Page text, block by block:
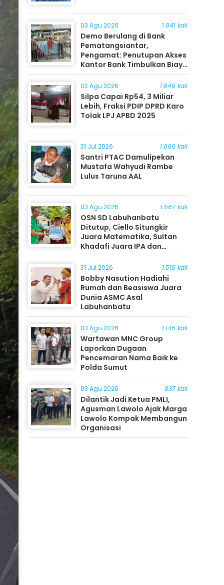
03 Agu 2026 1.941 kali
Demo Berulang di Bank
Pematangsiantar,
Pengamat: Penutupan Akses
Kantor Bank Timbulkan Biaya
Ekonomi bagi Masyarakat
02 Agu 2026 1.849 kali
Silpa Capai Rp54, 3 Miliar
Lebih, Fraksi PDIP DPRD Karo
Tolak LPJ APBD 2025
31 Jul 2026 1.696 kali
Santri PTAC Damulipekan
Mustafa Wahyudi Rambe
Lulus Taruna AAL
03 Agu 2026 1.567 kali
OSN SD Labuhanbatu
Ditutup, Ciello Situngkir
Juara Matematika, Sultan
Khadafi Juara IPA dan
Timothy Rangkuti Juara IPS
31 Jul 2026 1.516 kali
Bobby Nasution Hadiahi
Rumah dan Beasiswa Juara
Dunia ASMC Asal
Labuhanbatu
03 Agu 2026 1.145 kali
Wartawan MNC Group
Laporkan Dugaan
Pencemaran Nama Baik ke
Polda Sumut
03 Agu 2026 937 kali
Dilantik Jadi Ketua PMLI,
Agusman Lawolo Ajak Marga
Lawolo Kompak Membangun
Organisasi